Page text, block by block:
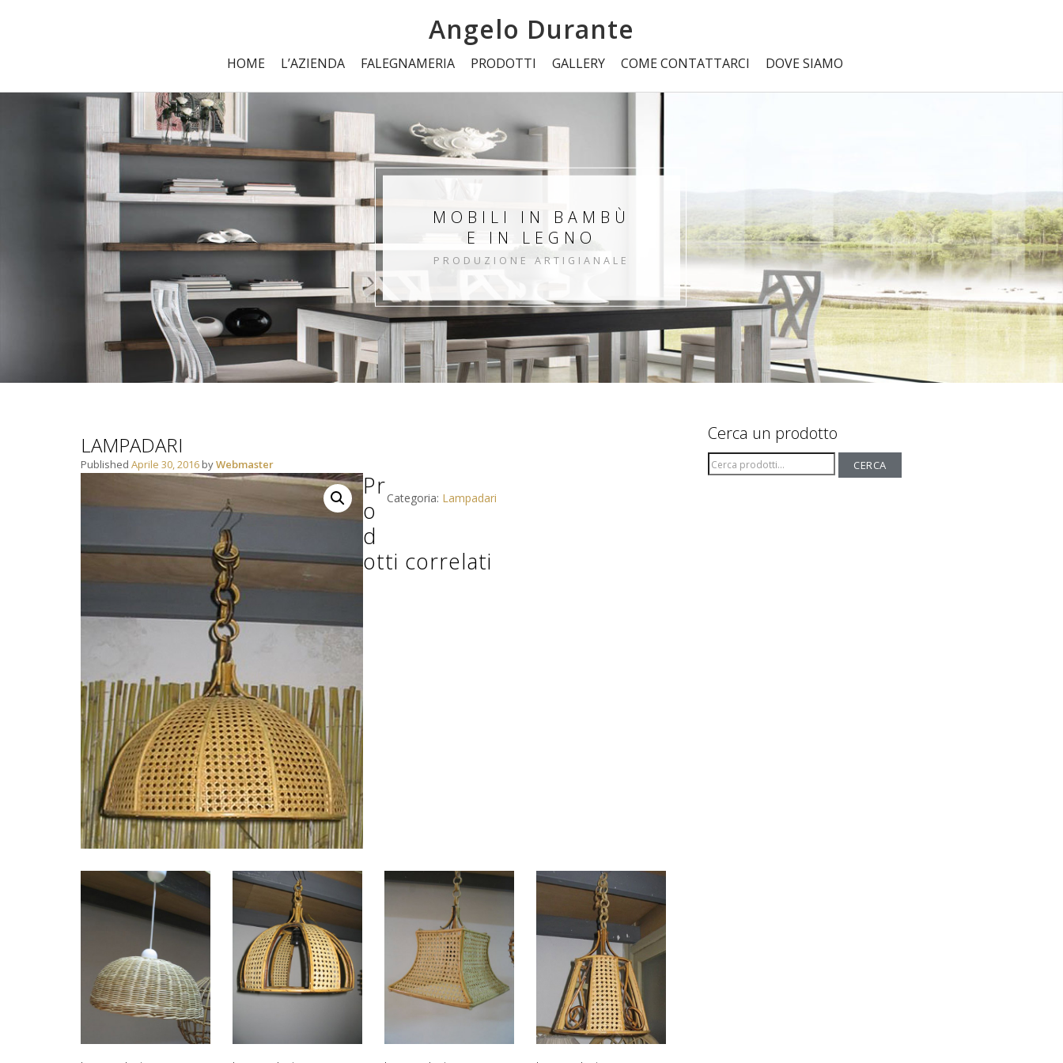
Angelo Durante
HOME L’AZIENDA FALEGNAMERIA PRODOTTI GALLERY COME CONTATTARCI DOVE SIAMO
MOBILI IN BAMBÙ
E IN LEGNO
PRODUZIONE ARTIGIANALE
LAMPADARI
Published Aprile 30, 2016 byWebmaster
Categoria: Lampadari
Pr
o
d
otti correlati
Cerca un prodotto
Cerca: CERCA